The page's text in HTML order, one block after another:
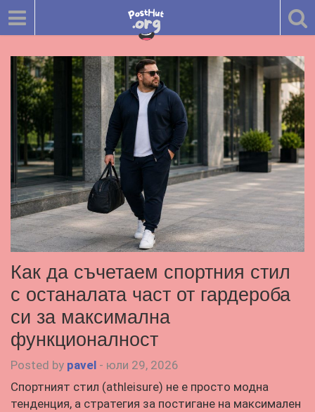
Как да съчетаем спортния стил
с останалата част от гардероба
си за максимална
функционалност
Posted by pavel - юли 29, 2026
Спортният стил (athleisure) не е просто модна
тенденция, а стратегия за постигане на максимален